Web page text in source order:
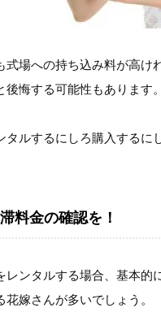
式場への持ち込み料が高
悔する可能性もあります。
タルするにしろ購入する
料金の確認を！
レンタルする場合、基本
嫁さんが多いでしょう。